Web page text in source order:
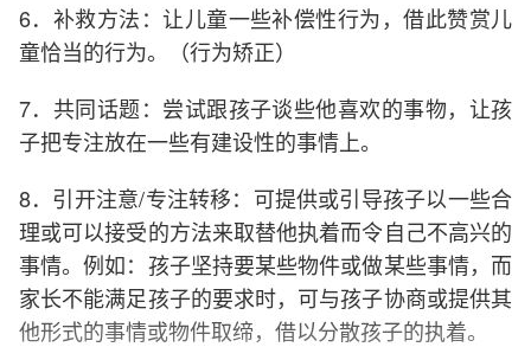
6．补救方法：让儿童一些补偿性行为，借此赞赏儿
童恰当的行为。（行为矫正）
7．共同话题：尝试跟孩子谈些他喜欢的事物，让孩
子把专注放在一些有建设性的事情上。
8．引开注意/专注转移：可提供或引导孩子以一些合
理或可以接受的方法来取替他执着而令自己不高兴的
事情。例如：孩子坚持要某些物件或做某些事情，而
家长不能满足孩子的要求时，可与孩子协商或提供其
他形式的事情或物件取缔，借以分散孩子的执着。